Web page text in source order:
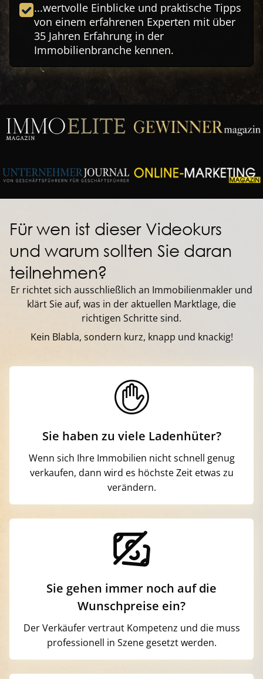
...wertvolle Einblicke und praktische Tipps
von einem erfahrenen Experten mit über
35 Jahren Erfahrung in der
Immobilienbranche kennen.
Für wen ist dieser Videokurs
und warum sollten Sie daran
teilnehmen?
Er richtet sich ausschließlich an Immobilienmakler und
klärt Sie auf, was in der aktuellen Marktlage, die
richtigen Schritte sind.
Kein Blabla, sondern kurz, knapp und knackig!
Sie haben zu viele Ladenhüter?
Wenn sich Ihre Immobilien nicht schnell genug
verkaufen, dann wird es höchste Zeit etwas zu
verändern.
Sie gehen immer noch auf die
Wunschpreise ein?
Der Verkäufer vertraut Kompetenz und die muss
professionell in Szene gesetzt werden.